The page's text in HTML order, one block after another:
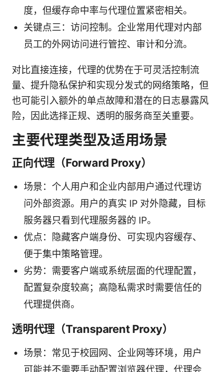
度，但缓存命中率与代理位置紧密相关。
关键点三：访问控制。企业常用代理对内部
员工的外网访问进行管控、审计和分流。
对比直接连接，代理的优势在于可灵活控制流
量、提升隐私保护和实现分发式的网络策略，但
也可能引入额外的单点故障和潜在的日志暴露风
险，因此选择正规、透明的服务商至关重要。
主要代理类型及适用场景
正向代理（Forward Proxy）
场景：个人用户和企业内部用户通过代理访
问外部资源。用户的真实 IP 对外隐藏，目标
服务器只看到代理服务器的 IP。
优点：隐藏客户端身份、可实现内容缓存、
便于集中策略管理。
劣势：需要客户端或系统层面的代理配置，
配置复杂度较高；高隐私需求时需要信任的
代理提供商。
透明代理（Transparent Proxy）
场景：常见于校园网、企业网等环境，用户
可能并不需要手动配置浏览器代理，代理会